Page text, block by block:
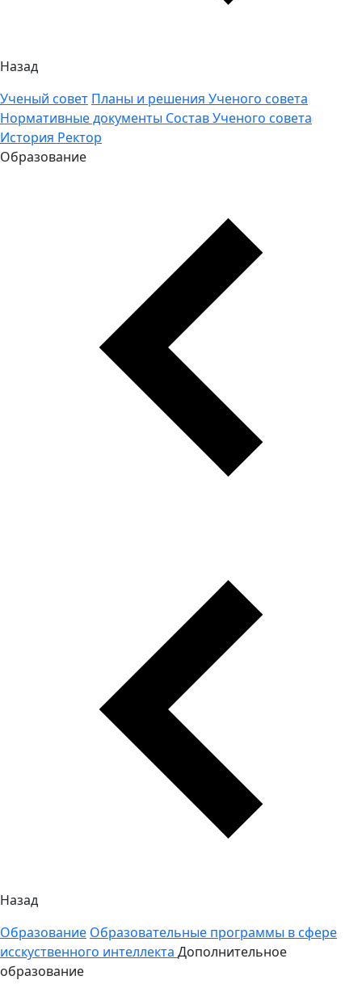
Назад
Ученый совет Планы и решения Ученого совета
Нормативные документы Состав Ученого совета
История Ректор
Образование
Назад
Образование Образовательные программы в сфере
исскуственного интеллекта Дополнительное
образование